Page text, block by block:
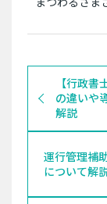
【行政
の違いや
解説
運行管理補
について解